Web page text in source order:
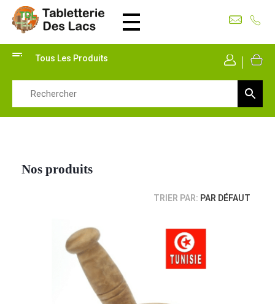
Tabletterie des Lacs
Tous Les Produits Mon
Nos produits
TRIER PAR: PAR DÉFAUT